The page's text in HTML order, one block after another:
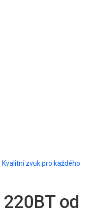
Kvalitní zvuk pro každého
od